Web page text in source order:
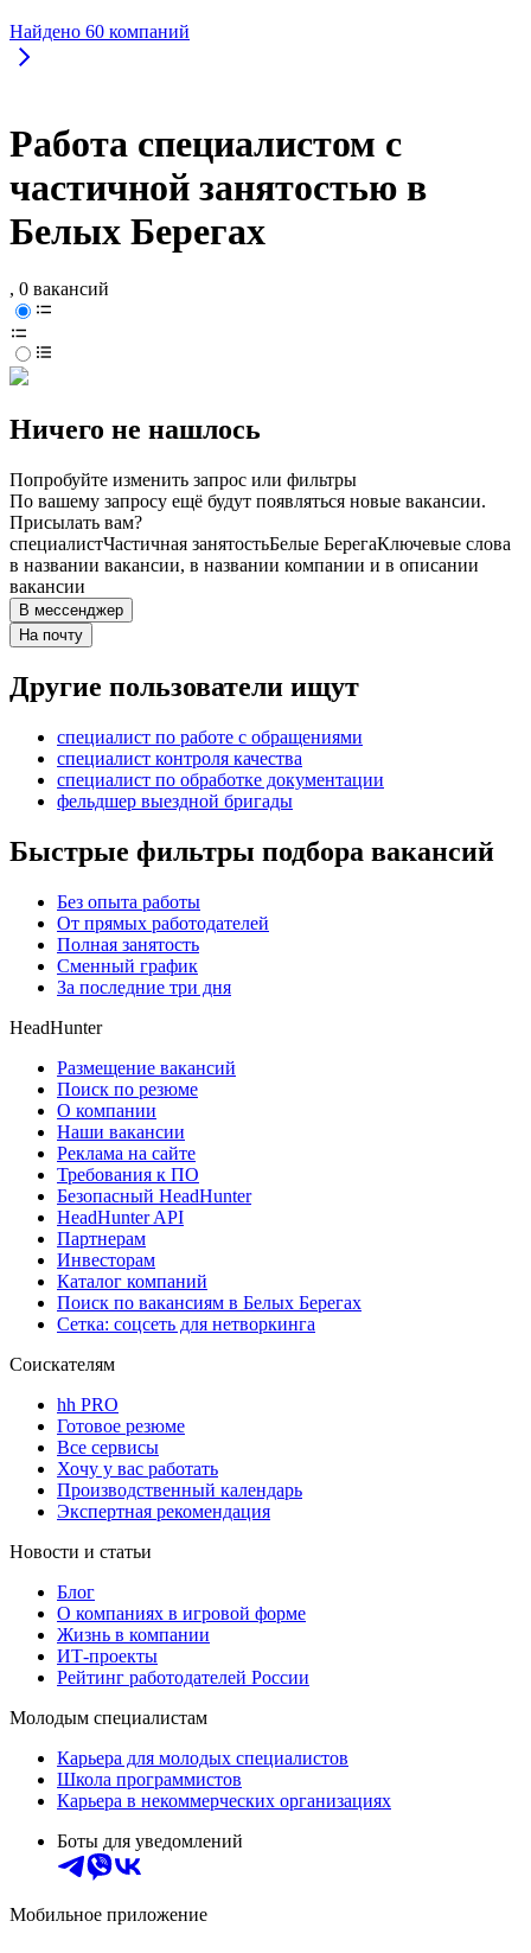
Найдено 60 компаний
Работа специалистом с
частичной занятостью в
Белых Берегах
, 0 вакансий
Ничего не нашлось
Попробуйте изменить запрос или фильтры
По вашему запросу ещё будут появляться новые вакансии.
Присылать вам?
специалистЧастичная занятостьБелые БерегаКлючевые слова
в названии вакансии, в названии компании и в описании
вакансии
В мессенджер
На почту
Другие пользователи ищут
специалист по работе с обращениями
специалист контроля качества
специалист по обработке документации
фельдшер выездной бригады
Быстрые фильтры подбора вакансий
Без опыта работы
От прямых работодателей
Полная занятость
Сменный график
За последние три дня
HeadHunter
Размещение вакансий
Поиск по резюме
О компании
Наши вакансии
Реклама на сайте
Требования к ПО
Безопасный HeadHunter
HeadHunter API
Партнерам
Инвесторам
Каталог компаний
Поиск по вакансиям в Белых Берегах
Сетка: соцсеть для нетворкинга
Соискателям
hh PRO
Готовое резюме
Все сервисы
Хочу у вас работать
Производственный календарь
Экспертная рекомендация
Новости и статьи
Блог
О компаниях в игровой форме
Жизнь в компании
ИТ-проекты
Рейтинг работодателей России
Молодым специалистам
Карьера для молодых специалистов
Школа программистов
Карьера в некоммерческих организациях
Боты для уведомлений
Мобильное приложение